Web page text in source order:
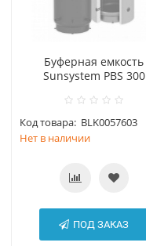
Буферная емкость
Sunsystem PBS 300
Код товара: BLK0057603
Нет в наличии
ПОД ЗАКАЗ